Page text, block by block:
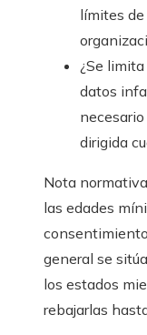
límites
¿Se
datos
dirigida
Nota
las edades
general se
los estados
rebajarlas